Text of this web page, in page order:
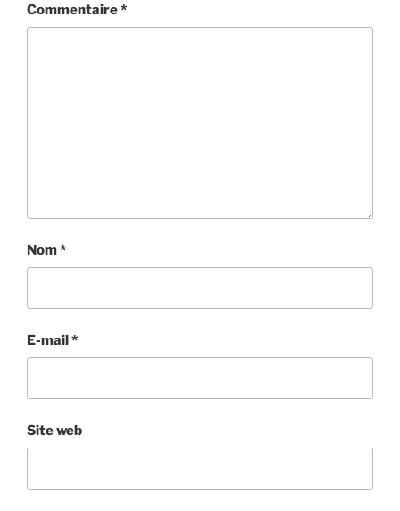
Commentaire*
Nom*
E-mail*
Site web